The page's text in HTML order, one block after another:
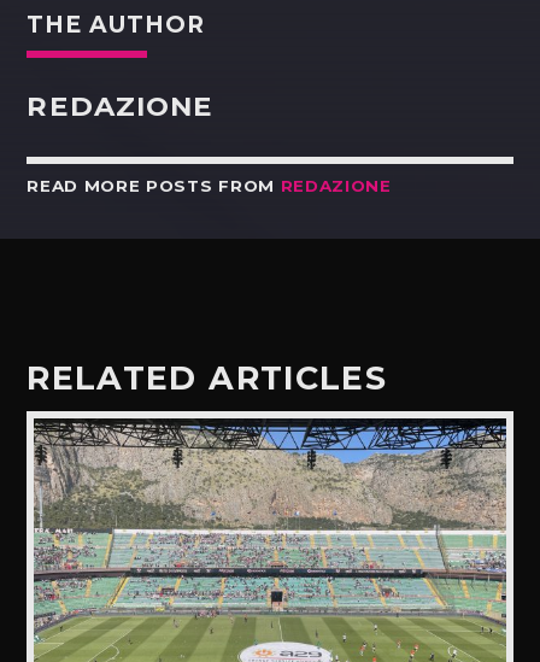
THE AUTHOR
REDAZIONE
READ MORE POSTS FROM REDAZIONE
RELATED ARTICLES